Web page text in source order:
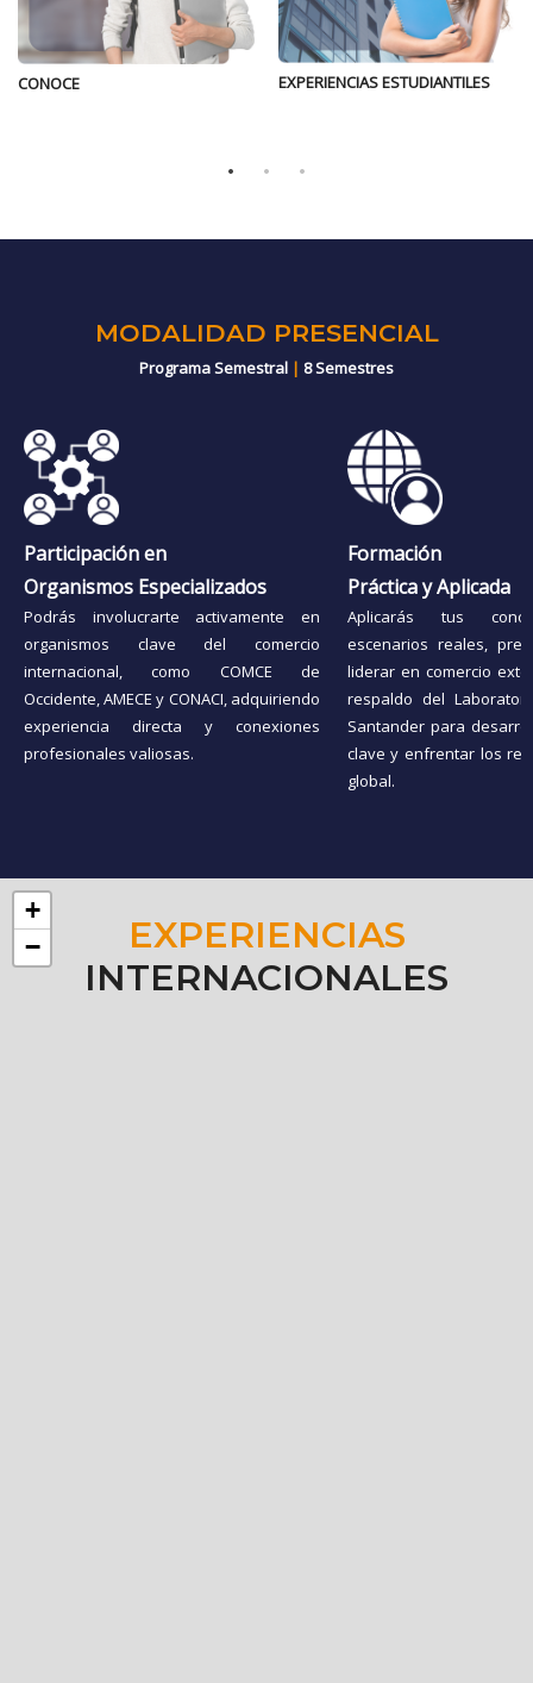
CONOCE EXPERIENCIAS ESTUDIANTILES
MODALIDAD PRESENCIAL
Programa Semestral | 8 Semestres
Participación en
Organismos Especializados
Podrás involucrarte activamente en
organismos clave del comercio
internacional, como COMCE de
Occidente, AMECE y CONACI, adquiriendo
experiencia directa y conexiones
profesionales valiosas.
Formación
Práctica y Aplicada
Aplicarás tus
escenarios reales,
liderar en comercio
respaldo del
Santander para
clave y enfrentar los
global.
EXPERIENCIAS
INTERNACIONALES
+
−